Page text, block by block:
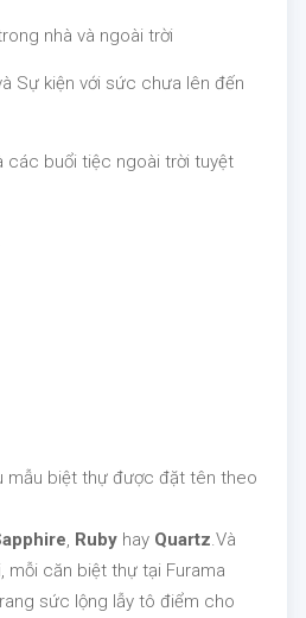
nhà và ngoài trời
Sự kiện với sức chưa lên đến
các buổi tiệc ngoài trời tuyệt
mẫu biệt thự được đặt tên theo
, Ruby hay Quartz.Và
mỗi căn biệt thự tại Furama
sức lộng lẫy tô điểm cho